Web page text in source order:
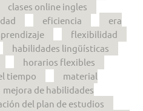
clases online ingles
eficiencia
era
flexibilidad
habilidades lingüísticas
horarios flexibles
tiempo
material
mejora de habilidades
del plan de estudios